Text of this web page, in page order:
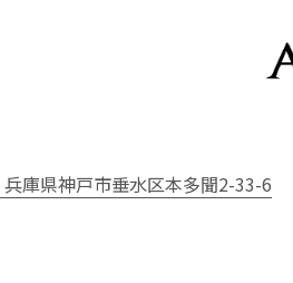
兵庫県神戸市垂水区本多聞2-33-6